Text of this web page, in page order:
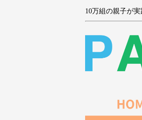
10万組の親子が